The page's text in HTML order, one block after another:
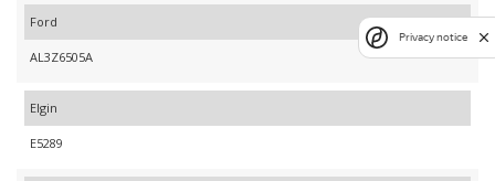
Ford
AL3Z6505A
Elgin
E5289
Privacy notice